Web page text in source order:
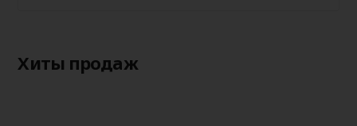
Хиты продаж